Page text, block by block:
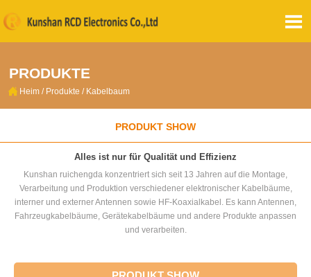

PRODUKTE
 Heim / Produkte / Kabelbaum
PRODUKT SHOW
Alles ist nur für Qualität und Effizienz
Kunshan ruichengda konzentriert sich seit 13 Jahren auf die Montage,
Verarbeitung und Produktion verschiedener elektronischer Kabelbäume,
interner und externer Antennen sowie HF-Koaxialkabel. Es kann Antennen,
Fahrzeugkabelbäume, Gerätekabelbäume und andere Produkte anpassen
und verarbeiten.